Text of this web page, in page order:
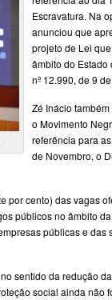
Escravatura. Na
anunciou que
projeto de Lei
âmbito do
nº 12.990, de 9
Zé Inácio
o Movimento
referência para
de Novembro, o
por cento) das vagas
públicos no âmbito
públicas e das
sentido da redução
social ainda não